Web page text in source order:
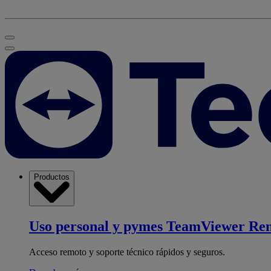
Productos
Uso personal y pymes TeamViewer
Acceso remoto y soporte técnico rápidos y seguros.